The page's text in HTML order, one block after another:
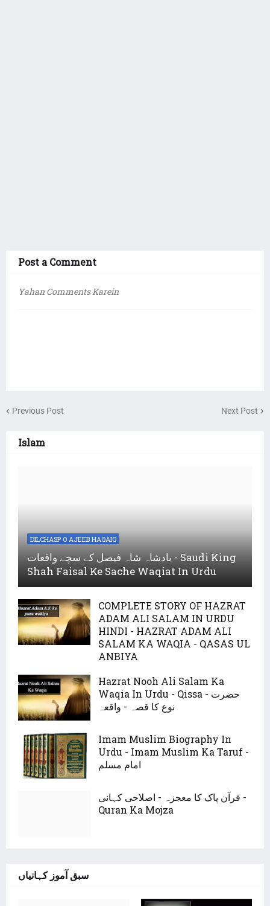
Post a Comment
Yahan Comments Karein
Previous Post Next Post
Islam
DILCHASP O AJEEB HAQAIQ
بادشاہ شاہ فیصل کے سچے واقعات - Saudi King
Shah Faisal Ke Sache Waqiat In Urdu
COMPLETE STORY OF HAZRAT
ADAM ALI SALAM IN URDU
HINDI - HAZRAT ADAM ALI
SALAM KA WAQIA - QASAS UL
ANBIYA
Hazrat Nooh Ali Salam Ka
Waqia In Urdu - Qissa - حضرت
نوع کا قصہ - واقعہ
Imam Muslim Biography In
Urdu - Imam Muslim Ka Taruf -
امام مسلم
قرآن پاک کا معجزہ - اصلاحی کہانی -
Quran Ka Mojza
سبق آموز کہانیاں